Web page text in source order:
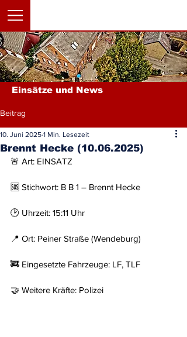
Einsätze und News
Beitrag
Brennt Hecke (10.06.2025)
10. Juni 2025 1 Min. Lesezeit
🚨 Art: EINSATZ
🆘 Stichwort: B B 1 – Brennt Hecke
🕑 Uhrzeit: 15:11 Uhr
📍 Ort: Peiner Straße (Wendeburg)
🚒 Eingesetzte Fahrzeuge: LF, TLF
🤝 Weitere Kräfte: Polizei